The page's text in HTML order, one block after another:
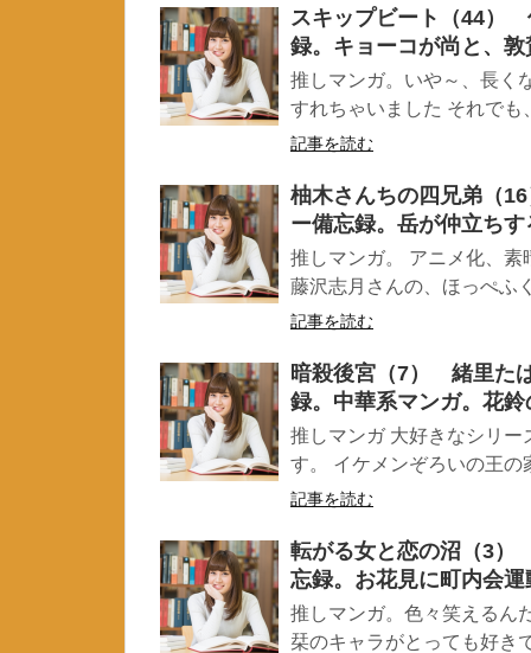
スキップビート（44）
録。キョーコが尚と、
推しマンガ。いや～、長く
すれちゃいました それでも
記事を読む
柚木さんちの四兄弟（
ー備忘録。岳が仲立ち
推しマンガ。 アニメ化、
藤沢志月さんの、ほっぺふ
記事を読む
暗殺後宮（7） 緒里た
録。中華系マンガ。花
推しマンガ 大好きなシリ
す。 イケメンぞろいの王の
記事を読む
転がる女と恋の沼（3
忘録。お花見に町内会運
推しマンガ。色々笑えるん
栞のキャラがとっても好き